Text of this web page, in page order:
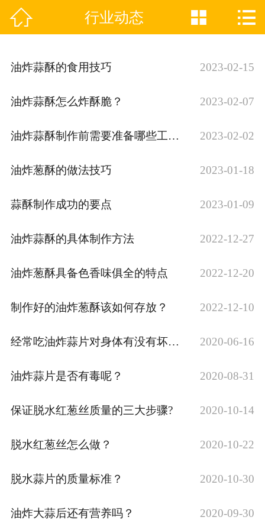
网站首页
产品动态
新闻中心
企业VR
 行业动态  
油炸蒜酥的食用技巧 2023-02-15
油炸蒜酥怎么炸酥脆？ 2023-02-07
油炸蒜酥制作前需要准备哪些工作？ 2023-02-02
油炸葱酥的做法技巧 2023-01-18
蒜酥制作成功的要点 2023-01-09
油炸蒜酥的具体制作方法 2022-12-27
油炸葱酥具备色香味俱全的特点 2022-12-20
制作好的油炸葱酥该如何存放？ 2022-12-10
经常吃油炸蒜片对身体有没有坏处？ 2020-06-16
油炸蒜片是否有毒呢？ 2020-08-31
保证脱水红葱丝质量的三大步骤? 2020-10-14
脱水红葱丝怎么做？ 2020-10-22
脱水蒜片的质量标准？ 2020-10-30
油炸大蒜后还有营养吗？ 2020-09-30